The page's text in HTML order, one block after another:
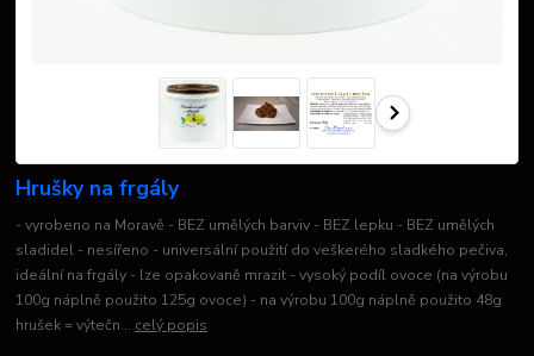
Hrušky na frgály
- vyrobeno na Moravě - BEZ umělých barviv - BEZ lepku - BEZ umělých
sladidel - nesířeno - universální použití do veškerého sladkého pečiva,
ideální na frgály - lze opakovaně mrazit - vysoký podíl ovoce (na výrobu
100g náplně použito 125g ovoce) - na výrobu 100g náplně použito 48g
hrušek = výtečn... celý popis